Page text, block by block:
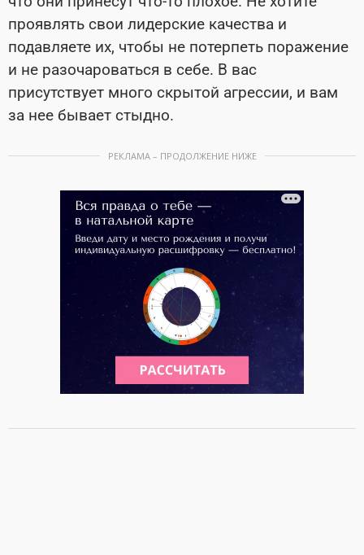
проявлять свои лидерские качества и
подавляете их, чтобы не потерпеть поражение
и не разочароваться в себе. В вас
присутствует много скрытой агрессии, и вам
за нее бывает стыдно.
РЕКЛАМА – ПРОДОЛЖЕНИЕ НИЖЕ